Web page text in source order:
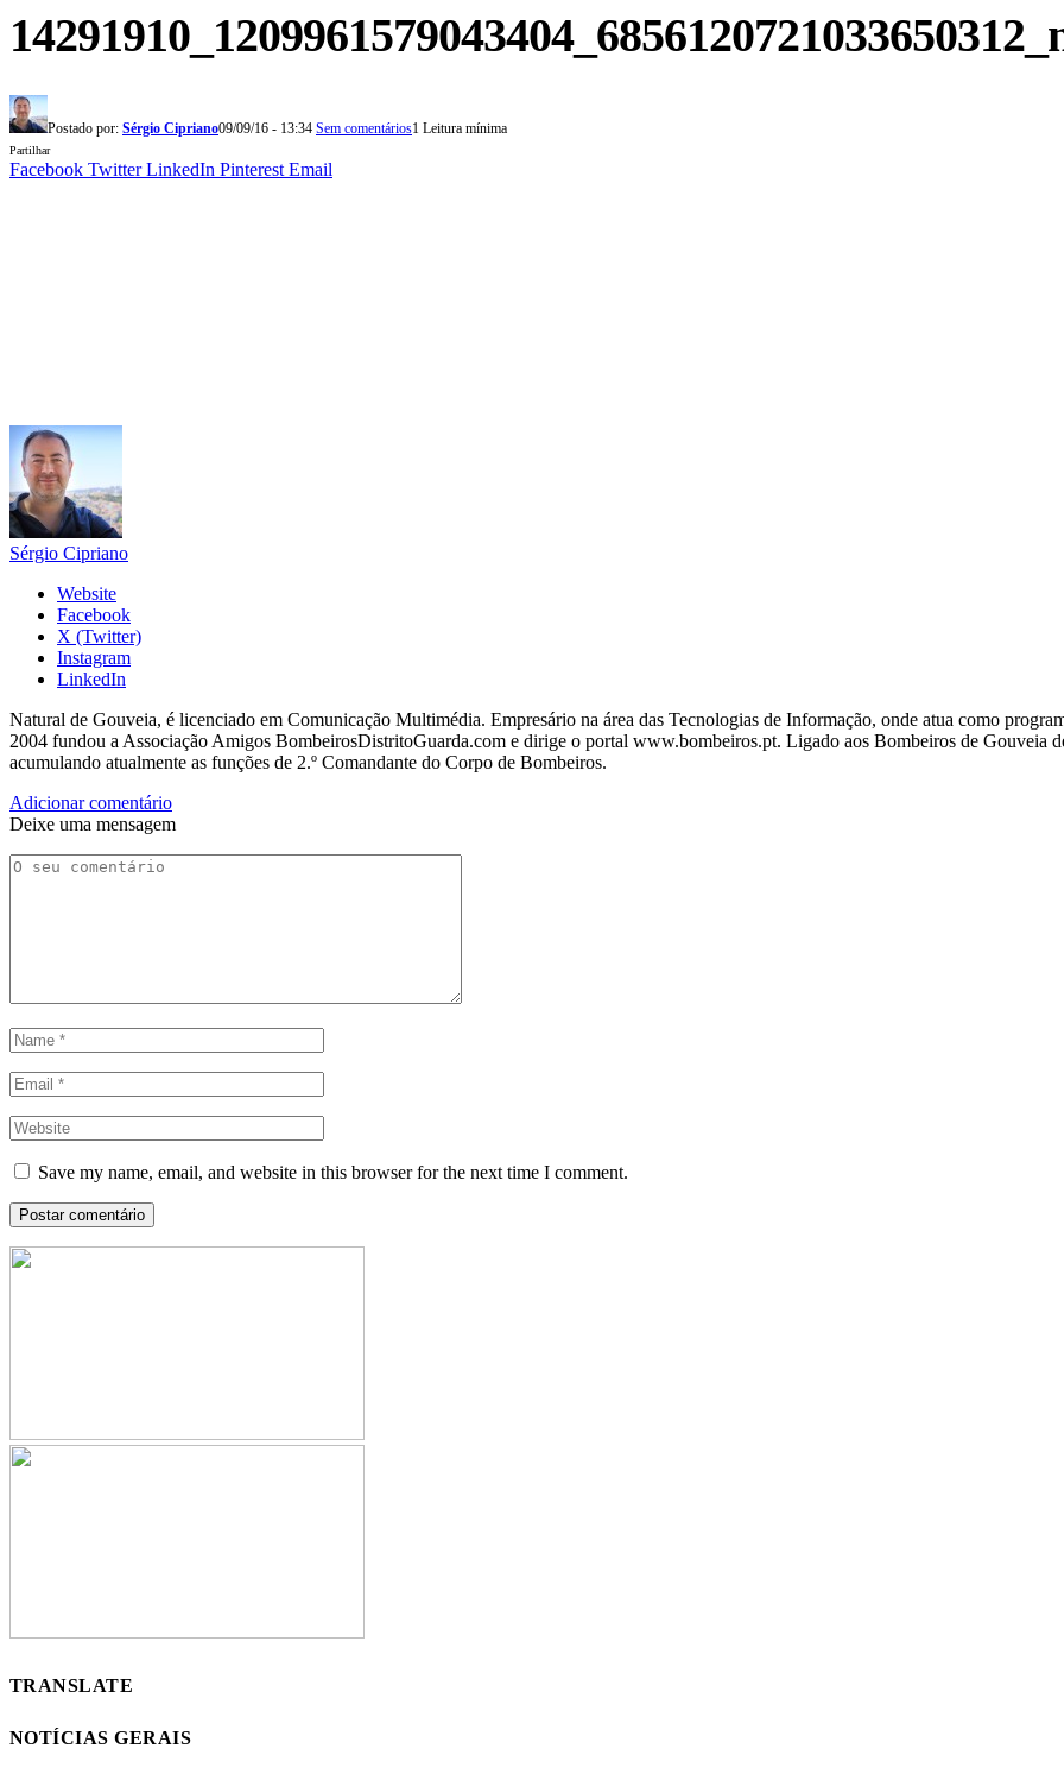
Postado por: Sérgio Cipriano09/09/16 - 13:34 Sem comentários1 Leitura mínima
Partilhar
Facebook Twitter LinkedIn Pinterest Email
Sérgio Cipriano
Website
Facebook
X (Twitter)
Instagram
LinkedIn
Natural de Gouveia, é licenciado em Comunicação Multimédia. Empresário na área das Tecnologias de Informação, onde atua como
2004 fundou a Associação Amigos BombeirosDistritoGuarda.com e dirige o portal www.bombeiros.pt. Ligado aos Bombeiros de Gouveia
acumulando atualmente as funções de 2.º Comandante do Corpo de Bombeiros.
Adicionar comentário
Deixe uma mensagem
Save my name, email, and website in this browser for the next time I comment.
TRANSLATE
NOTÍCIAS GERAIS